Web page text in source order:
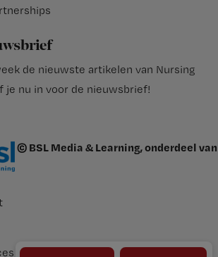
de nieuwste artikelen van Nursing
je nu in voor de nieuwsbrief!
© BSL Media & Learning, onderdeel van